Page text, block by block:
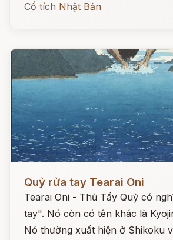
Cổ tích Nhật Bản
Quỷ rửa tay Tearai Oni
Tearai Oni - Thủ Tẩy Quỷ có
tay". Nó còn có tên khác là
Nó thường xuất hiện ở Shikoku